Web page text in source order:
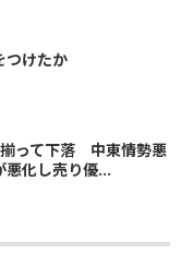
つけたか
揃って下落 中東情勢悪
悪化し売り優...